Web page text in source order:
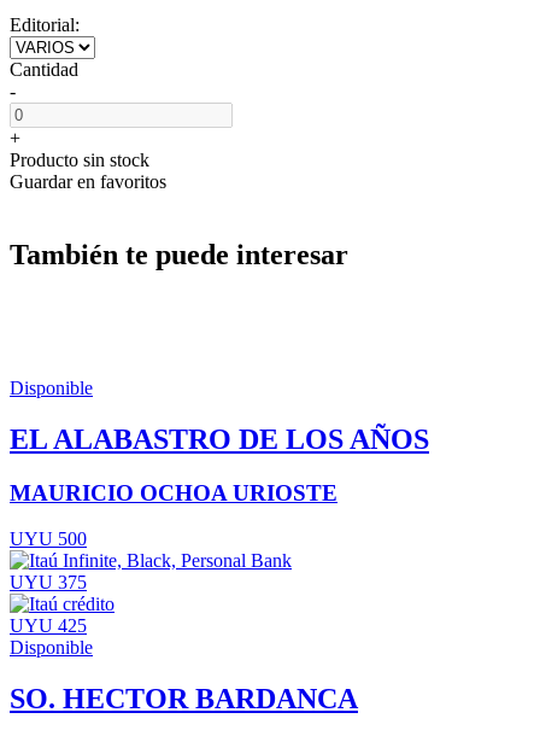
Editorial:
Cantidad
-
+
Producto sin stock
Guardar en favoritos
También te puede interesar
Disponible
EL ALABASTRO DE LOS AÑOS
MAURICIO OCHOA URIOSTE
UYU 500
UYU 375
UYU 425
Disponible
SO. HECTOR BARDANCA